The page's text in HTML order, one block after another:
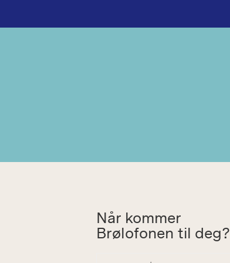
Når kommer
Brølofonen til deg?